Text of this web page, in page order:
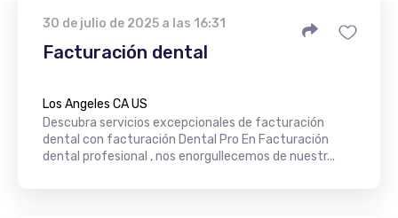
30 de julio de 2025 a las 16:31
Facturación dental
Los Angeles CA US
Descubra servicios excepcionales de facturación
dental con facturación Dental Pro En Facturación
dental profesional , nos enorgullecemos de nuestr...